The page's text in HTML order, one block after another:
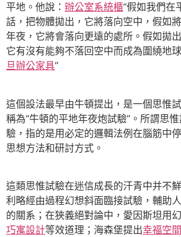
平地。他說： 辦公室系統櫃“假如我們在
話，把物體拋出，它將落向空中，假如
年夜，它將會落向更遠的處所。假如拋
它有沒有能夠不落回空中而成為圍繞地
旦辦公家具”
這個設法最早由牛頓提出，是一個思惟
稱為“牛頓的平地年夜炮試驗”。所謂思
驗，指的是用必定的邏輯法例在腦筋中
思想方法和研討方式。
這類思惟試驗在迷信成長的汗青中并不
利略經由過程幻想斜面臨接試驗，輔助
的關系；在狹義絕對論中，愛因斯坦用
巧寓設計等效道理；海森堡提出幸福空間